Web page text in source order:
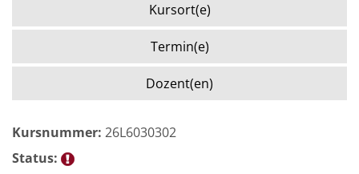
Kursort(e)
Termin(e)
Dozent(en)
Kursnummer: 26L6030302
Status: